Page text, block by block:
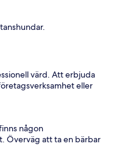
värd. Att erbjuda
eller
någon
Överväg att ta en bärbar